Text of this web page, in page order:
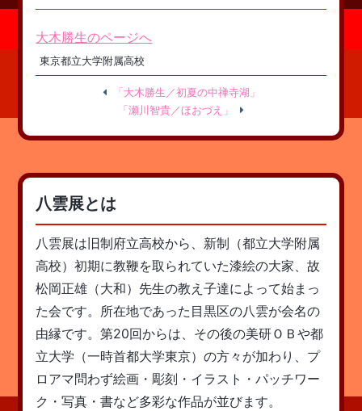
大木勝生のページへ
東京都立大学附属高校
「大木勝生／初夏の中禅寺湖」
「瀬川智貴／ほおづえ」
八雲展とは
八雲展は旧制府立高校から、新制（都立大学附属
高校）初期に教鞭を取られていた漆絵の大家、故
松岡正雄（大和）先生の教え子達によって始まっ
た会です。所在地であった目黒区の八雲が会名の
由縁です。第20回からは、その後の美研ＯＢや都
立大学（一時首都大学東京）の方々が加わり、プ
ロアマ問わず絵画・彫刻・イラスト・パッチワー
ク・写真・書など多彩な作品が並びます。